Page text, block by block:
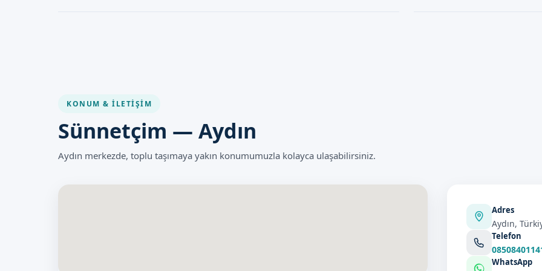
KONUM & İLETIŞIM
Sünnetçim — Aydın
Aydın merkezde, toplu taşımaya yakın konumumuzla kolayca ulaşabilirsiniz.
Adres
Aydın,
Telefon
WhatsApp